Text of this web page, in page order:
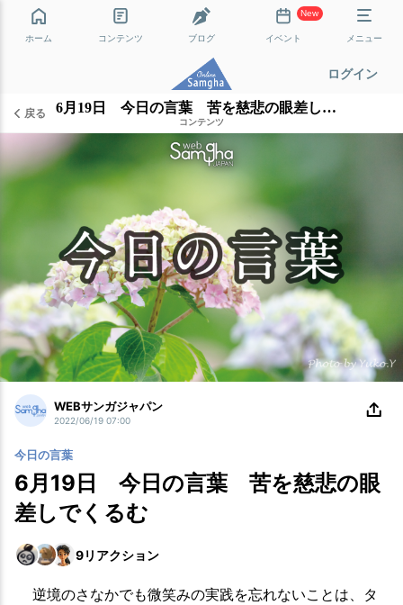
ホーム コンテンツ ブログ
New
イベント メニュー
ログイン
戻る 6月19日 今日の言葉 苦を慈悲の眼差しでくるむ
コンテンツ
WEBサンガジャパン
2022/06/19 07:00
今日の言葉
6月19日 今日の言葉 苦を慈悲の眼
差しでくるむ
9リアクション
逆境のさなかでも微笑みの実践を忘れないことは、タ